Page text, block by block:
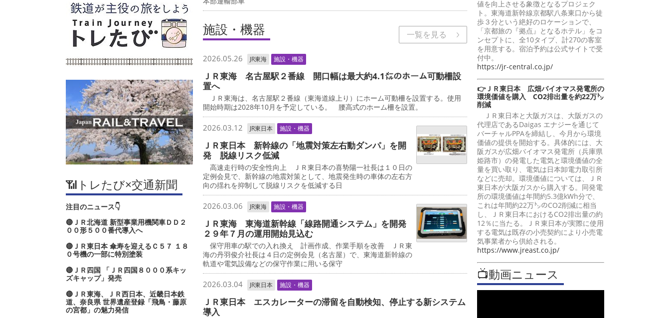
📶トレたび×交通新聞
注目のニュース👇
🔴ＪＲ北海道 新型事業用機関車ＤＤ２
００形５００番代導入へ
🔴ＪＲ東日本 傘寿を迎えるＣ５７ １８
０号機の一部に特別塗装
🔴ＪＲ四国 「ＪＲ四国８０００系キッ
ズキャップ」発売
🔴ＪＲ東海、ＪＲ西日本、近畿日本鉄
道、奈良県 世界遺産登録「飛鳥・藤原
の宮都」の魅力発信
施設・機器 一覧を見る
2026.05.26 JR東海 施設・機器
ＪＲ東海 名古屋駅２番線 開口幅は最大約4.1㍍のホーム可動柵設
置へ
ＪＲ東海は、名古屋駅２番線（東海道線上り）にホーム可動柵を設置する。使用
開始時期は2028年10月を予定している。 腰高式のホーム柵を設置。
2026.03.12 JR東日本 施設・機器
ＪＲ東日本 新幹線の「地震対策左右動ダンパ」を開
発 脱線リスク低減
高速走行時の安全性向上 ＪＲ東日本の喜㔟陽一社長は１０日の
定例会見で、新幹線の地震対策として、地震発生時の車体の左右方
向の揺れを抑制して脱線リスクを低減する日
2026.03.06 JR東海 施設・機器
ＪＲ東海 東海道新幹線「線路開通システム」を開発
２９年７月の運用開始見込む
保守用車の駅での入れ換え 計画作成、作業手順を改善 ＪＲ東
海の丹羽俊介社長は４日の定例会見（名古屋）で、東海道新幹線の
軌道や電気設備などの保守作業に用いる保守
2026.03.04 JR東日本 施設・機器
ＪＲ東日本 エスカレーターの滞留を自動検知、停止する新システム
導入
値を向上させる象徴となるプロジェク
ト。東海道新幹線京都駅八条東口から徒
歩３分という絶好のロケーションで、
「京都旅の『拠点』となるホテル」をコ
ンセプトに、全10タイプ、計270の客室
を用意する。宿泊予約は公式サイトで受
付中。
https://jr-central.co.jp/
👉ＪＲ東日本 広畑バイオマス発電所の
環境価値を購入 CO2排出量を約22万㌧
削減
ＪＲ東日本と大阪ガスは、大阪ガスの
代理店であるDaigas エナジーを通じて
バーチャルPPAを締結し、今月から環境
価値の提供を開始する。具体的には、大
阪ガスが広畑バイオマス発電所（兵庫県
姫路市）の発電した電気と環境価値の全
量を買い取り、電気は日本卸電力取引所
などに売却。環境価値については、ＪＲ
東日本が大阪ガスから購入する。同発電
所の環境価値は年間約5.3億kWh分で、
これは年間約22万㌧のCO2削減に相当
し、ＪＲ東日本におけるCO2排出量の約
12％に当たる。ＪＲ東日本が実際に使用
する電気は既存の小売契約により小売電
気事業者から供給される。
https://www.jreast.co.jp/
📺動画ニュース